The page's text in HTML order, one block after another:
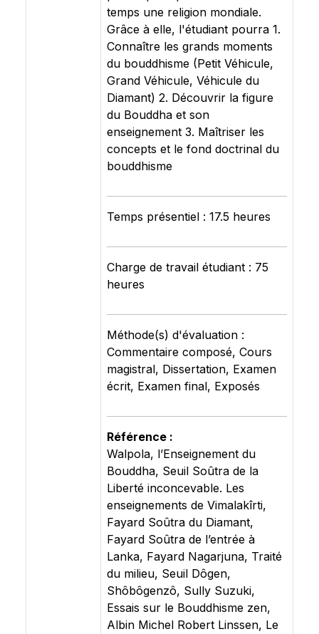
temps une religion mondiale.
Grâce à elle, l'étudiant pourra 1.
Connaître les grands moments
du bouddhisme (Petit Véhicule,
Grand Véhicule, Véhicule du
Diamant) 2. Découvrir la figure
du Bouddha et son
enseignement 3. Maîtriser les
concepts et le fond doctrinal du
bouddhisme
Temps présentiel : 17.5 heures
Charge de travail étudiant : 75
heures
Méthode(s) d'évaluation :
Commentaire composé, Cours
magistral, Dissertation, Examen
écrit, Examen final, Exposés
Référence :
Walpola, l’Enseignement du
Bouddha, Seuil Soûtra de la
Liberté inconcevable. Les
enseignements de Vimalakîrti,
Fayard Soûtra du Diamant,
Fayard Soûtra de l’entrée à
Lanka, Fayard Nagarjuna, Traité
du milieu, Seuil Dôgen,
Shôbôgenzô, Sully Suzuki,
Essais sur le Bouddhisme zen,
Albin Michel Robert Linssen, Le